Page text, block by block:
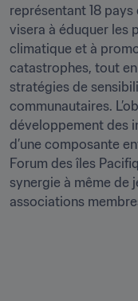
représentant 18
visera à éduquer les
climatique et à
catastrophes, tout
stratégies de
communautaires.
développement des
d’une composante
Forum des îles
synergie à même de
associations